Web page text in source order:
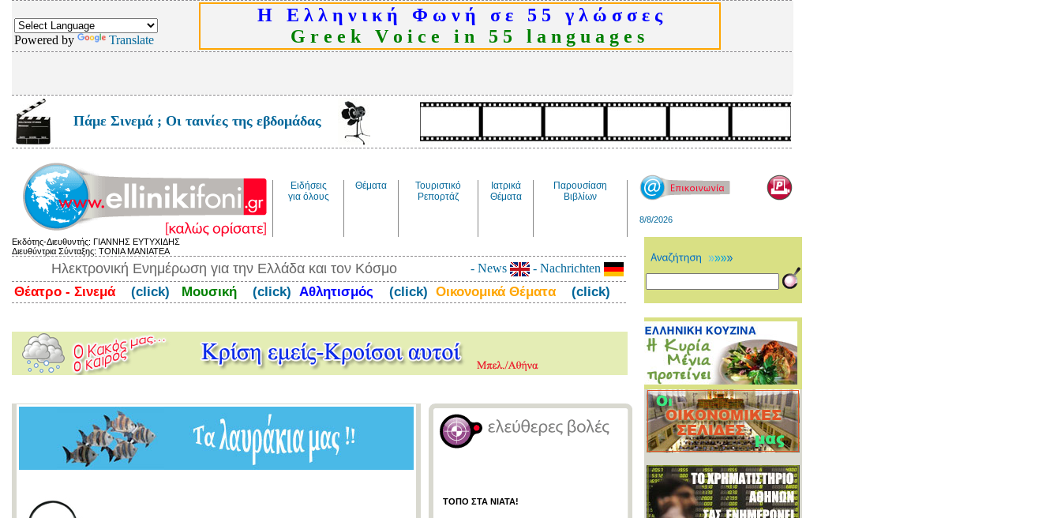
Powered by Translate
Η Ε λ λ η ν ι κ ή Φ ω ν ή σ ε 5 5 γ λ ώ σ σ ε ς
G r e e k V o i c e i n 5 5 l a n g u a g e s
Πάμε Σινεμά ; Οι ταινίες της εβδομάδας
Ειδήσεις
για όλους
Θέματα
Τουριστικό
Ρεπορτάζ
Ιατρικά
Θέματα
Παρουσίαση
Βιβλίων
8/8/2026
Εκδότης-Διευθυντής: ΓΙΑΝΝΗΣ ΕΥΤΥΧΙΔΗΣ
Διευθύντρια Σύνταξης: ΤΟΝΙΑ ΜΑΝΙΑΤΕΑ
Ηλεκτρονική Ενημέρωση για την Ελλάδα και τον Κόσμο - News - Nachrichten
Θέατρο - Σινεμά (click) Μουσική (click) Αθλητισμός (click) Οικονομικά Θέματα (click)
ΤΟΠΟ ΣΤΑ ΝΙΑΤΑ!